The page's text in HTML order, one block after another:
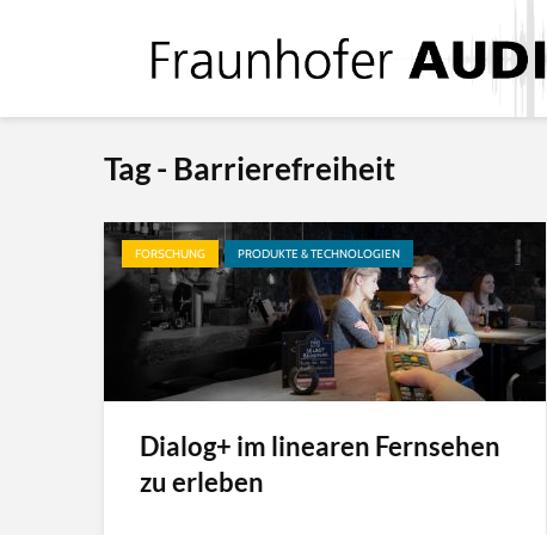
Tag - Barrierefreiheit
FORSCHUNG PRODUKTE & TECHNOLOGIEN
Dialog+ im linearen Fernsehen
zu erleben